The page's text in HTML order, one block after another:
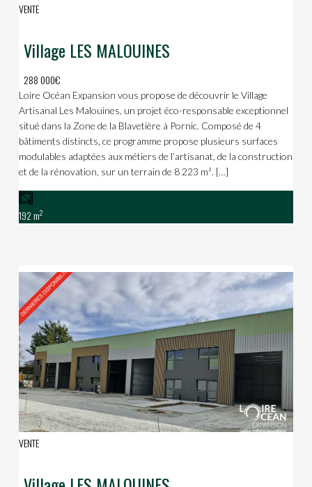
VENTE
Village LES MALOUINES
288 000€
Loire Océan Expansion vous propose de découvrir le Village
Artisanal Les Malouines, un projet éco-responsable exceptionnel
situé dans la Zone de la Blavetière à Pornic. Composé de 4
bâtiments distincts, ce programme propose plusieurs surfaces
modulables adaptées aux métiers de l’artisanat, de la construction
et de la rénovation, sur un terrain de 8 223 m². […]
192 m2
VENTE